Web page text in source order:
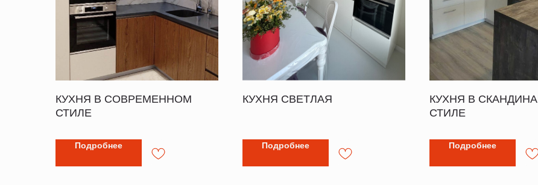
КУХНЯ В СОВРЕМЕННОМ
СТИЛЕ
Подробнее
КУХНЯ СВЕТЛАЯ
Подробнее
КУХНЯ В
СТИЛЕ
Подробнее